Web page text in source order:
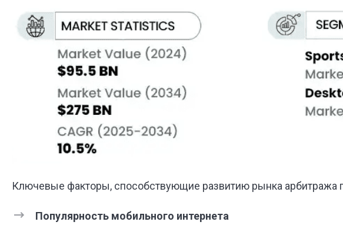
Ключевые факторы, способствующие развитию рынка арбитража
Популярность мобильного интернета